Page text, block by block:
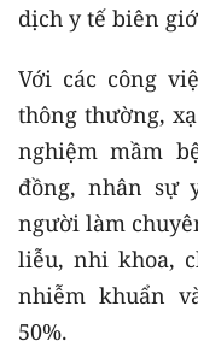
dịch y tế biên
Với các công
thông thường,
nghiệm mầm
đồng, nhân sự
người làm
liễu, nhi khoa,
nhiễm khuẩn
50%.